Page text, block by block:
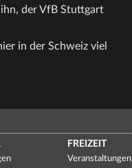
der VfB Stuttgart
in der Schweiz viel
FREIZEIT
Veranstaltungen